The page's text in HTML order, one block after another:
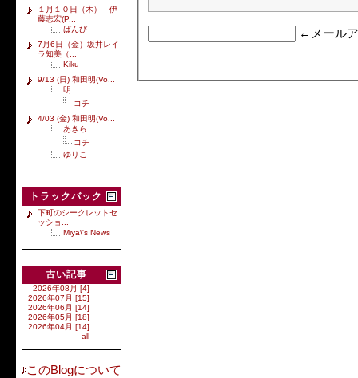
１月１０日（木） 伊
藤志宏(P...
ばんび
7月6日（金）坂井レイ
ラ知美（...
Kiku
9/13 (日) 和田明(Vo...
明
コチ
4/03 (金) 和田明(Vo...
あきら
コチ
ゆりこ
トラックバック
下町のシークレットセ
ッショ...
Miya\'s News
古い記事
2026年08月 [4]
2026年07月 [15]
2026年06月 [14]
2026年05月 [18]
2026年04月 [14]
all
このBlogについて
←メール